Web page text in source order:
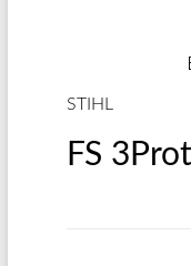
STIHL
FS